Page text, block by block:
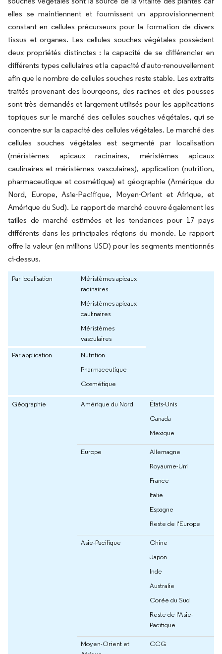
elles se maintiennent et fournissent un approvisionnement
constant en cellules précurseurs pour la formation de divers
tissus et organes. Les cellules souches végétales possèdent
deux propriétés distinctes : la capacité de se différencier en
différents types cellulaires et la capacité d'auto-renouvellement
afin que le nombre de cellules souches reste stable. Les extraits
traités provenant des bourgeons, des racines et des pousses
sont très demandés et largement utilisés pour les applications
topiques sur le marché des cellules souches végétales, qui se
concentre sur la capacité des cellules végétales. Le marché des
cellules souches végétales est segmenté par localisation
(méristèmes apicaux racinaires, méristèmes apicaux
caulinaires et méristèmes vasculaires), application (nutrition,
pharmaceutique et cosmétique) et géographie (Amérique du
Nord, Europe, Asie-Pacifique, Moyen-Orient et Afrique, et
Amérique du Sud). Le rapport de marché couvre également les
tailles de marché estimées et les tendances pour 17 pays
différents dans les principales régions du monde. Le rapport
offre la valeur (en millions USD) pour les segments mentionnés
ci-dessus.
Par localisation
Méristèmes apicaux
racinaires
Méristèmes apicaux
caulinaires
Méristèmes
vasculaires
Par application
Nutrition
Pharmaceutique
Cosmétique
Géographie Amérique du Nord
États-Unis
Canada
Mexique
Europe
Allemagne
Royaume-Uni
France
Italie
Espagne
Reste de l'Europe
Asie-Pacifique
Chine
Japon
Inde
Australie
Corée du Sud
Reste de l'Asie-
Pacifique
Moyen-Orient et
CCG